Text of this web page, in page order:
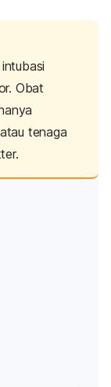
Obat
tenaga